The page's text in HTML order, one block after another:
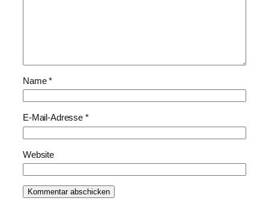
Name*
E-Mail-Adresse *
Website